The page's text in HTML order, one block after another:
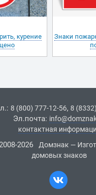
курение
Знаки
8 (800) 777-12-56, 8
Эл.почта:
контактная
2026
Домзнак —
домовых знаков